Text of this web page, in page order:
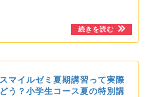
スマイルゼミ夏期講習って実際
どう？小学生コース夏の特別講